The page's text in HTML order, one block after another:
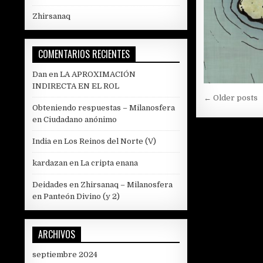
de
← Older posts
Zhirsanaq
COMENTARIOS RECIENTES
Dan en LA APROXIMACIÓN
INDIRECTA EN EL ROL
Obteniendo respuestas – Milanosfera
en Ciudadano anónimo
India en Los Reinos del Norte (V)
kardazan en La cripta enana
Deidades en Zhirsanaq – Milanosfera
en Panteón Divino (y 2)
ARCHIVOS
septiembre 2024